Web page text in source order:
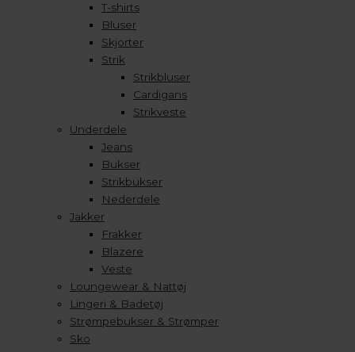
T-shirts
Bluser
Skjorter
Strik
Strikbluser
Cardigans
Strikveste
Underdele
Jeans
Bukser
Strikbukser
Nederdele
Jakker
Frakker
Blazere
Veste
Loungewear & Nattøj
Lingeri & Badetøj
Strømpebukser & Strømper
Sko